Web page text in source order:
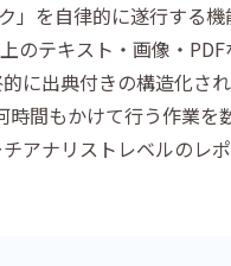
」を自律的に遂行する
のテキスト・画像・
に出典付きの構造化さ
間もかけて行う作業を
アナリストレベルのレ